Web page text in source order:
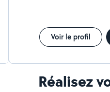
Voir le profil
Réalisez